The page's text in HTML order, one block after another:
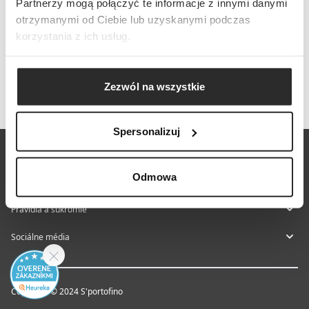
Partnerzy mogą połączyć te informacje z innymi danymi
otrzymanymi od Ciebie lub uzyskanymi podczas
korzystania z ich usług.
Zezwól na wszystkie
Spersonalizuj
Odmowa
O nás
Pravidlá a súkromie
Sociálne média
Copyright © 2024 S'portofino